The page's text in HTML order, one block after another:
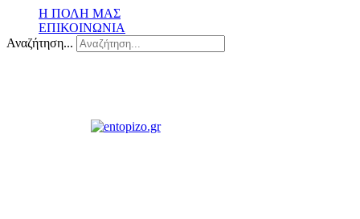
Η ΠΟΛΗ ΜΑΣ
ΕΠΙΚΟΙΝΩΝΙΑ
Αναζήτηση...